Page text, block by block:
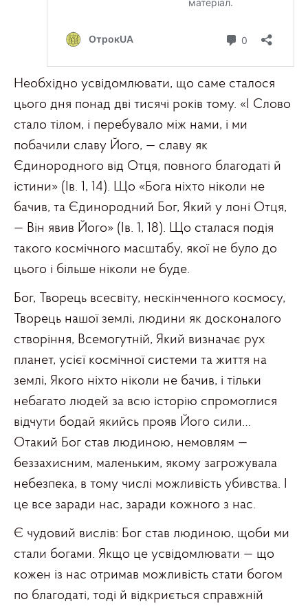
Необхідно усвідомлювати, що саме сталося
цього дня понад дві тисячі років тому. «І Слово
стало тілом, і перебувало між нами, і ми
побачили славу Його, — славу як
Єдинородного від Отця, повного благодаті й
істини» (Ів. 1, 14). Що «Бога ніхто ніколи не
бачив, та Єдинородний Бог, Який у лоні Отця,
— Він явив Його» (Ів. 1, 18). Що сталася подія
такого космічного масштабу, якої не було до
цього і більше ніколи не буде.
Бог, Творець всесвіту, нескінченного космосу,
Творець нашої землі, людини як досконалого
створіння, Всемогутній, Який визначає рух
планет, усієї космічної системи та життя на
землі, Якого ніхто ніколи не бачив, і тільки
небагато людей за всю історію спромоглися
відчути бодай якийсь прояв Його сили…
Отакий Бог став людиною, немовлям —
беззахисним, маленьким, якому загрожувала
небезпека, в тому числі можливість убивства. І
це все заради нас, заради кожного з нас.
Є чудовий вислів: Бог став людиною, щоби ми
стали богами. Якщо це усвідомлювати — що
кожен із нас отримав можливість стати богом
по благодаті, тоді й відкриється справжній